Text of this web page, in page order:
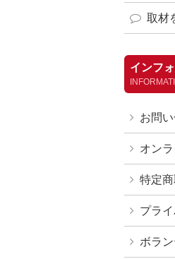
取材
インフ
お問
オン
特定
プラ
ボラ